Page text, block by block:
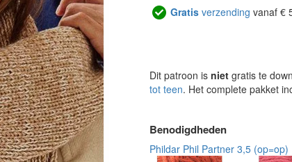
Gratis verzending vanaf €
Dit patroon is niet gratis te
tot teen. Het complete pakket
Benodigdheden
Phildar Phil Partner 3,5 (op=op)